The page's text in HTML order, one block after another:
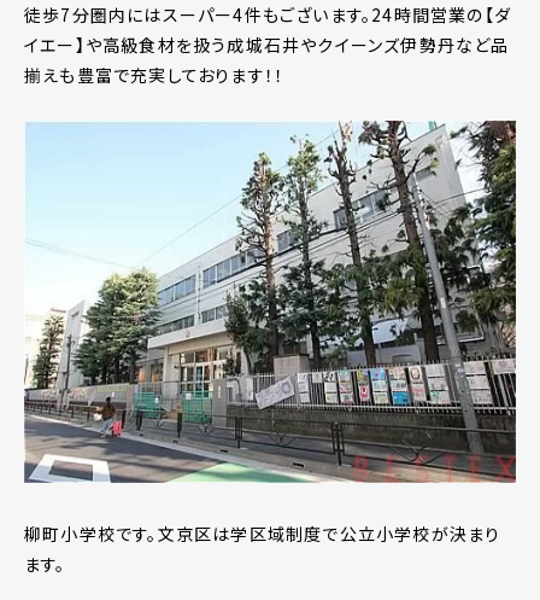
徒歩7分圏内にはスーパー4件もございます。24時間営業の【ダ
イエー】や高級食材を扱う成城石井やクイーンズ伊勢丹など品
揃えも豊富で充実しております！！
柳町小学校です。文京区は学区域制度で公立小学校が決まり
ます。